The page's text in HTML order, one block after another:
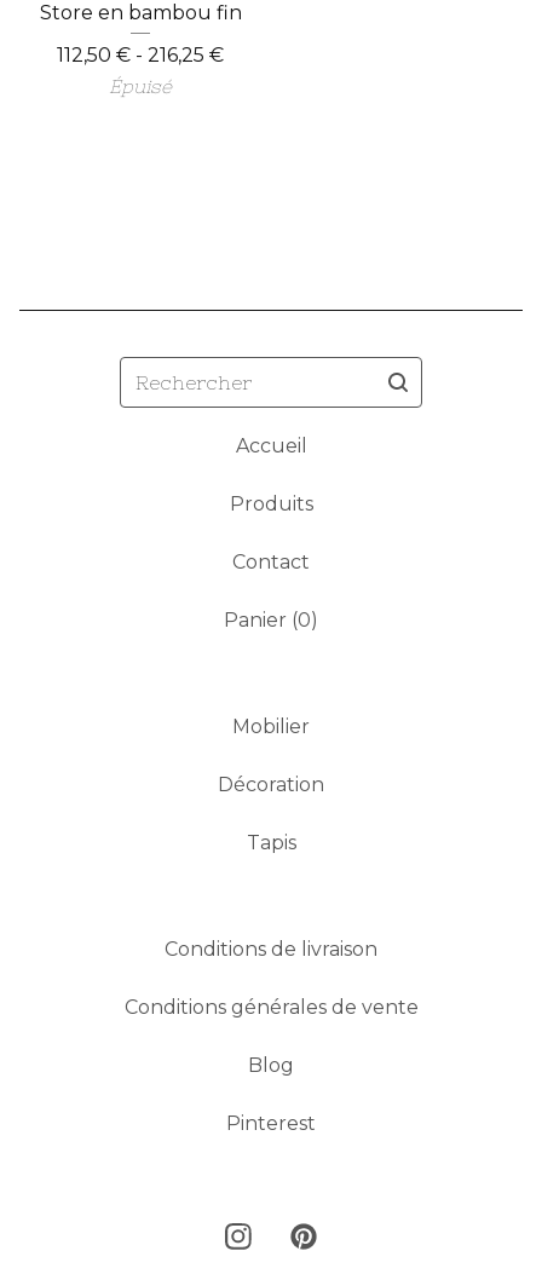
Store en bambou fin
112,50 € - 216,25 €
Épuisé
Rechercher
Accueil
Produits
Contact
Panier (0)
Mobilier
Décoration
Tapis
Conditions de livraison
Conditions générales de vente
Blog
Pinterest